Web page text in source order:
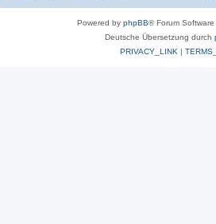
Powered by phpBB® Forum
Deutsche Übersetzung durch
PRIVACY_LINK |